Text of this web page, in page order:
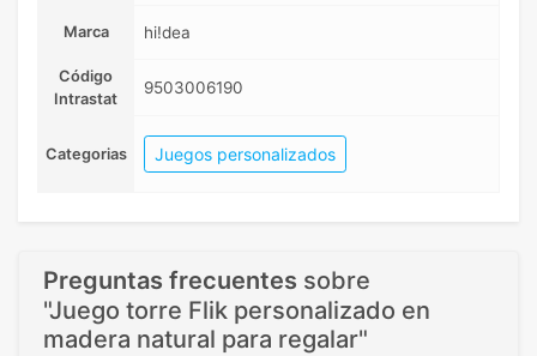
Marca hi!dea
Código
Intrastat
9503006190
Categorias Juegos personalizados
Preguntas frecuentes sobre
"Juego torre Flik personalizado en
madera natural para regalar"